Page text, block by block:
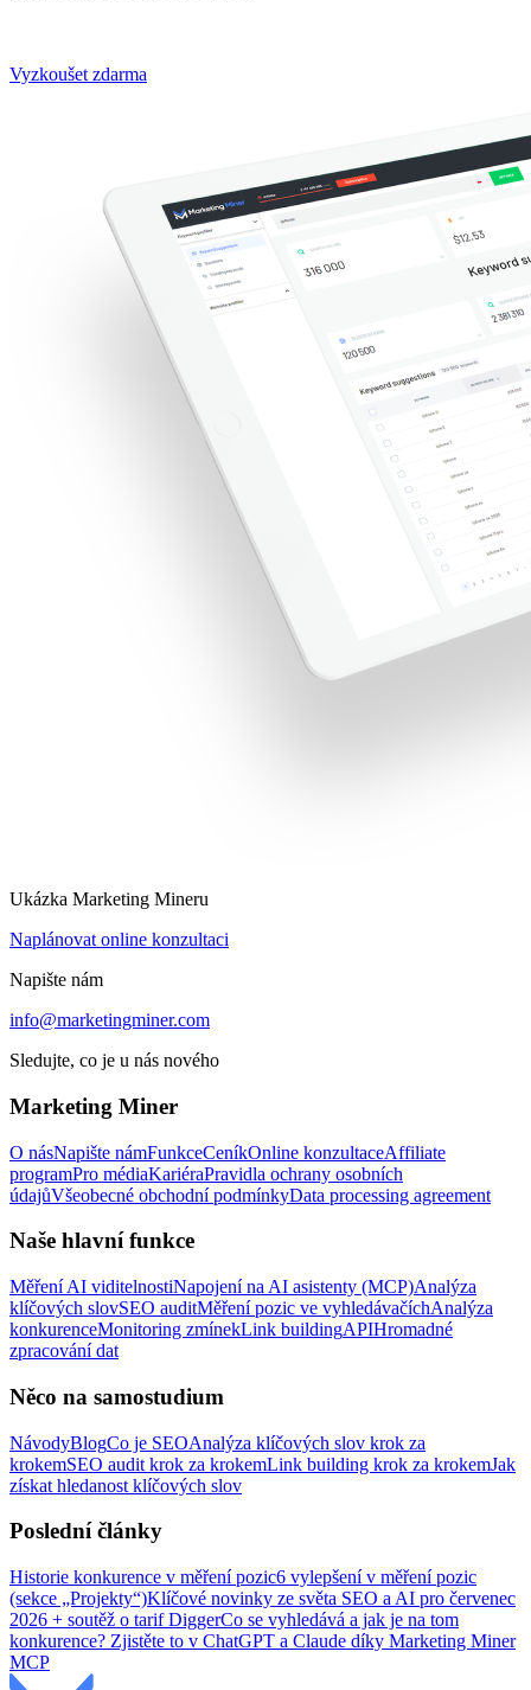
Vyzkoušet zdarma
Ukázka Marketing Mineru
Naplánovat online konzultaci
Napište nám
info@marketingminer.com
Sledujte, co je u nás nového
Marketing Miner
O násNapište námFunkceCeníkOnline konzultaceAffiliate
programPro médiaKariéraPravidla ochrany osobních
údajůVšeobecné obchodní podmínkyData processing agreement
Naše hlavní funkce
Měření AI viditelnostiNapojení na AI asistenty (MCP)Analýza
klíčových slovSEO auditMěření pozic ve vyhledávačíchAnalýza
konkurenceMonitoring zmínekLink buildingAPIHromadné
zpracování dat
Něco na samostudium
NávodyBlogCo je SEOAnalýza klíčových slov krok za
krokemSEO audit krok za krokemLink building krok za krokemJak
získat hledanost klíčových slov
Poslední články
Historie konkurence v měření pozic6 vylepšení v měření pozic
(sekce „Projekty“)Klíčové novinky ze světa SEO a AI pro červenec
2026 + soutěž o tarif DiggerCo se vyhledává a jak je na tom
konkurence? Zjistěte to v ChatGPT a Claude díky Marketing Miner
MCP